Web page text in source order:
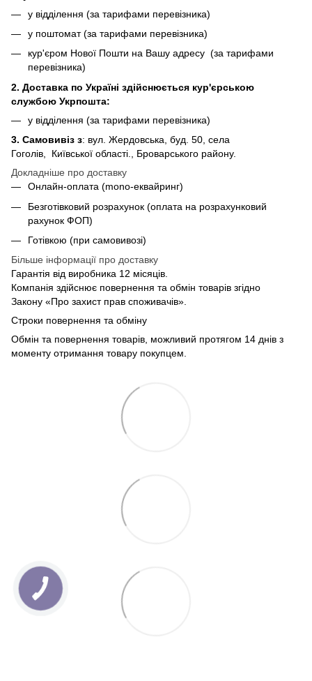
у відділення (за тарифами перевізника)
у поштомат (за тарифами перевізника)
кур'єром Нової Пошти на Вашу адресу (за тарифами
перевізника)
2. Доставка по Україні здійснюється кур'єрською
службою Укрпошта:
у відділення (за тарифами перевізника)
3. Самовивіз з: вул. Жердовська, буд. 50, села
Гоголів, Київської області., Броварського району.
Докладніше про доставку
Онлайн-оплата (mono-еквайринг)
Безготівковий розрахунок (оплата на розрахунковий
рахунок ФОП)
Готівкою (при самовивозі)
Більше інформації про доставку
Гарантія від виробника 12 місяців.
Компанія здійснює повернення та обмін товарів згідно
Закону «Про захист прав споживачів».
Строки повернення та обміну
Обмін та повернення товарів, можливий протягом 14 днів з
моменту отримання товару покупцем.